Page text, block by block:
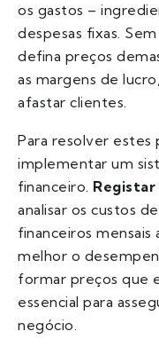
os gastos –
despesas fixas.
defina preços
as margens de
afastar clientes.
Para resolver estes
implementar um
financeiro. Registar
analisar os custos
financeiros
melhor o
formar preços que
essencial para
negócio.